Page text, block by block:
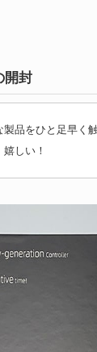
開封
製品をひと足早く
しい！